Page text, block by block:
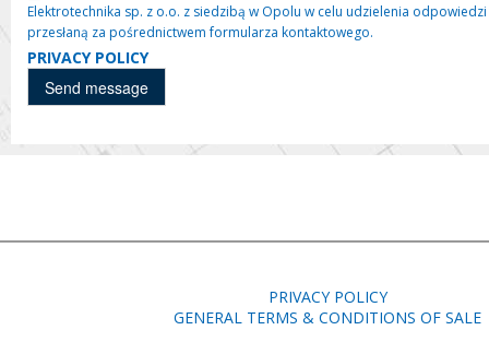
Elektrotechnika sp. z o.o. z siedzibą w Opolu w celu udzielenia
przesłaną za pośrednictwem formularza kontaktowego.
PRIVACY POLICY
PRIVACY POLICY
GENERAL TERMS & CONDITIONS OF SALE